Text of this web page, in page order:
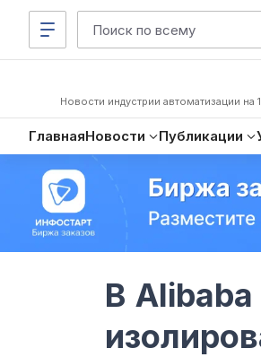
Новости индустрии автоматизации на
ГлавнаяНовости Публикации
В